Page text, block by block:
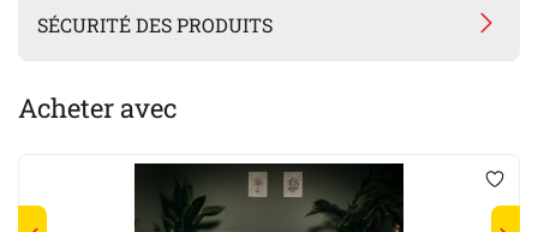
SÉCURITÉ DES PRODUITS
Acheter avec